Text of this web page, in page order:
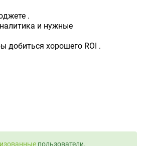
.
и нужные
добиться хорошего ROI .
пользователи.